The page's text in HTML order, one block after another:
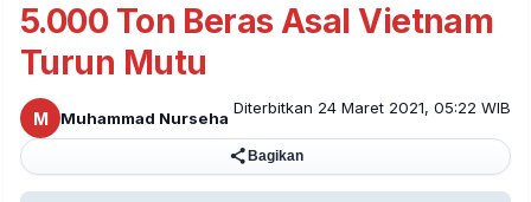
5.000 Ton Beras Asal Vietnam
Turun Mutu
M Muhammad Nurseha
Diterbitkan 24 Maret 2021, 05:22 WIB
Bagikan